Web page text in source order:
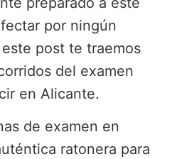
por ningún
post te traemos
del examen
en Alicante.
de examen en
ratonera para